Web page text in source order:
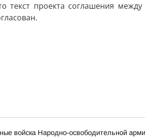
текст проекта соглашения
войска Народно-освободительной